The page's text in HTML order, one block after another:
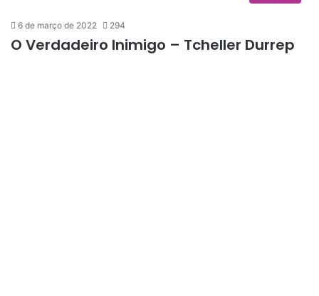
6 de março de 2022 294
O Verdadeiro Inimigo – Tcheller Durrep